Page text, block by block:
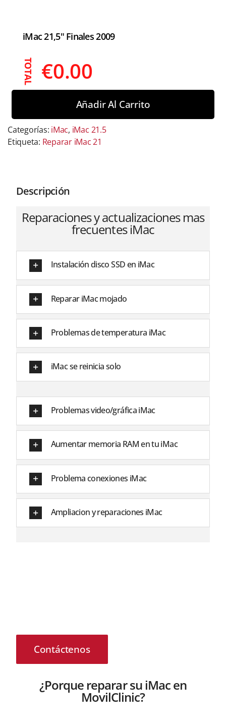
iMac 21,5" Finales 2009
TOTAL €0.00
Añadir Al Carrito
Categorías: iMac, iMac 21.5
Etiqueta: Reparar iMac 21
Descripción
Reparaciones y actualizaciones mas
frecuentes iMac
Instalación disco SSD en iMac
Reparar iMac mojado
Problemas de temperatura iMac
iMac se reinicia solo
Problemas video/gráfica iMac
Aumentar memoria RAM en tu iMac
Problema conexiones iMac
Ampliacion y reparaciones iMac
Contáctenos
¿Porque reparar su iMac en
MovilClinic?